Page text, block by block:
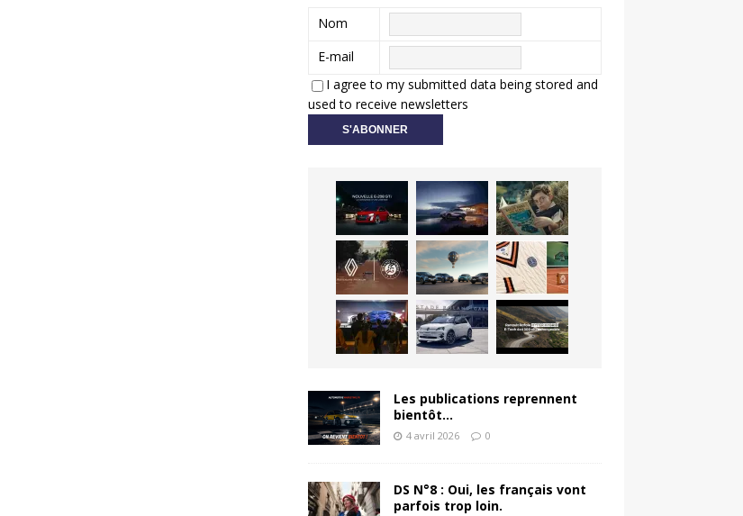
Nom
E-mail
I agree to my submitted data being stored and
used to receive newsletters
Les publications reprennent
bientôt…
4 avril 2026 0
DS N°8 : Oui, les français vont
parfois trop loin.